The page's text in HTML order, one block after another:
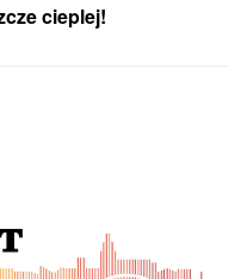
cieplej!